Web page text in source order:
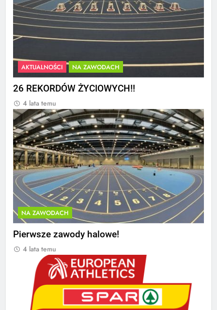
AKTUALNOŚCI NA ZAWODACH
26 REKORDÓW ŻYCIOWYCH!!
4 lata temu
NA ZAWODACH
Pierwsze zawody halowe!
4 lata temu